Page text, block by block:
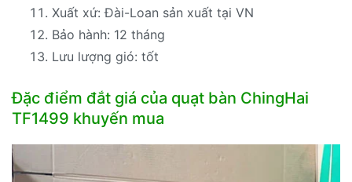
Xuất xứ: Đài-Loan sản xuất tại VN
Bảo hành: 12 tháng
Lưu lượng gió: tốt
Đặc điểm đắt giá của quạt bàn ChingHai
TF1499 khuyến mua